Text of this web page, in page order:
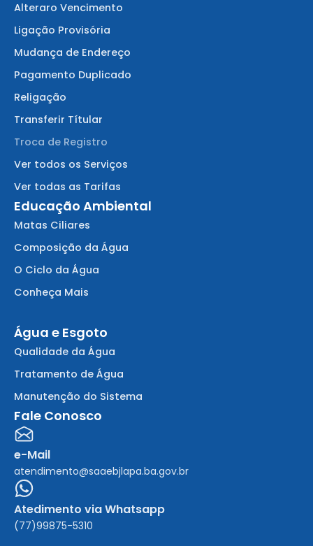
Alteraro Vencimento
Ligação Provisória
Mudança de Endereço
Pagamento Duplicado
Religação
Transferir Títular
Troca de Registro
Ver todos os Serviços
Ver todas as Tarifas
Educação Ambiental
Matas Ciliares
Composição da Água
O Ciclo da Água
Conheça Mais
Água e Esgoto
Qualidade da Água
Tratamento de Água
Manutenção do Sistema
Fale Conosco
e-Mail
atendimento@saaebjlapa.ba.gov.br
Atedimento via Whatsapp
(77)99875-5310